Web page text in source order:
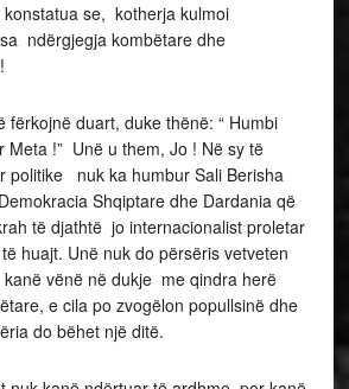
konstatua se, kotherja kulmoi
ndërgjegja kombëtare dhe
fërkojnë duart, duke thënë: “ Humbi
Meta !” Unë u them, Jo ! Në sy të
politike nuk ka humbur Sali Berisha
Shqiptare dhe Dardania që
të djathtë jo internacionalist proletar
huajt. Unë nuk do përsëris vetveten
vënë në dukje me qindra herë
e cila po zvogëlon popullsinë dhe
do bëhet një ditë.